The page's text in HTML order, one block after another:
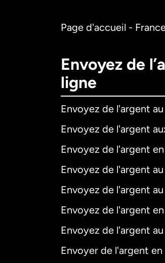
Page d'accueil -
Envoyez de
ligne
Envoyez de l'argent
Envoyez de l'argent
Envoyez de l'argent
Envoyez de l'argent
Envoyez de l'argent au
Envoyez de l'argent
Envoyez de l'argent
Envoyer de l'argent